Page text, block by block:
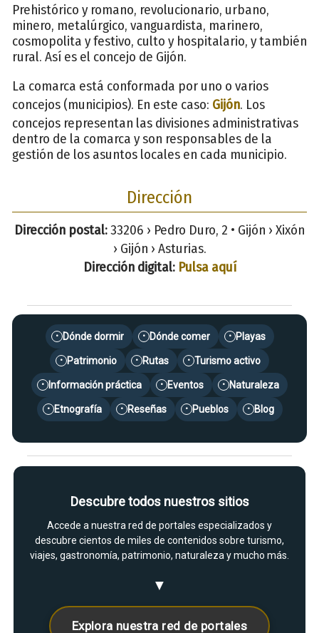
Prehistórico y romano, revolucionario, urbano,
minero, metalúrgico, vanguardista, marinero,
cosmopolita y festivo, culto y hospitalario, y también
rural. Así es el concejo de Gijón.
La comarca está conformada por uno o varios
concejos (municipios). En este caso: Gijón. Los
concejos representan las divisiones administrativas
dentro de la comarca y son responsables de la
gestión de los asuntos locales en cada municipio.
Dirección
Dirección postal:33206 › Pedro Duro, 2 • Gijón › Xixón
› Gijón › Asturias.
Dirección digital: Pulsa aquí
• Dónde dormir • Dónde comer • Playas
• Patrimonio • Rutas • Turismo activo
• Información práctica • Eventos • Naturaleza
• Etnografía • Reseñas • Pueblos • Blog
Descubre todos nuestros sitios
Accede a nuestra red de portales especializados y
descubre cientos de miles de contenidos sobre turismo,
viajes, gastronomía, patrimonio, naturaleza y mucho más.
▼
Explora nuestra red de portales